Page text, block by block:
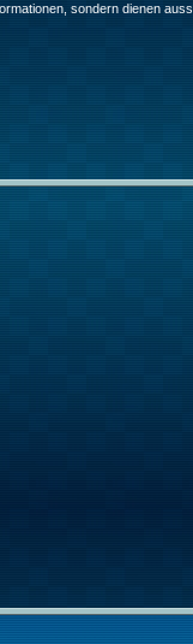
sondern dienen